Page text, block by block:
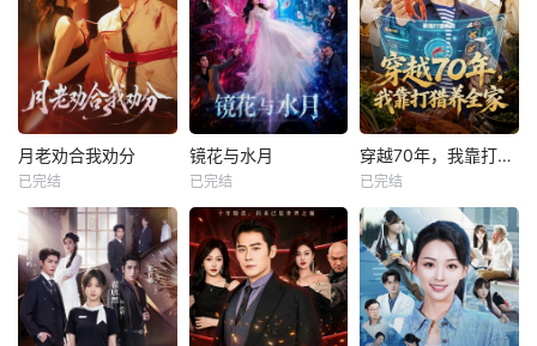
月老劝合我劝分
已完结
镜花与水月
已完结
穿越70年，我靠打猎养全家
已完结